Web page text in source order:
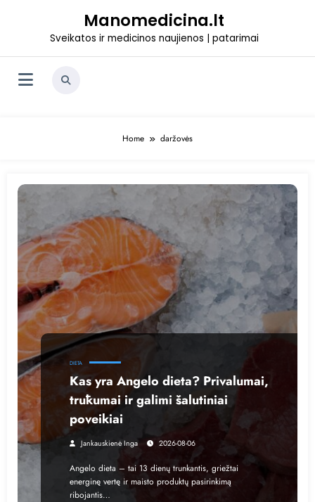
Manomedicina.lt
Sveikatos ir medicinos naujienos | patarimai
Home daržovės
DIETA
Kas yra Angelo dieta? Privalumai,
trūkumai ir galimi šalutiniai
poveikiai
Jankauskienė Inga 2026-08-06
Angelo dieta – tai 13 dienų trunkantis, griežtai
energinę vertę ir maisto produktų pasirinkimą
ribojantis…